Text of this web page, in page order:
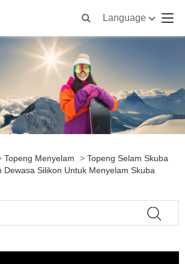
Language
Topeng Menyelam > Topeng Selam Skuba
Dewasa Silikon Untuk Menyelam Skuba